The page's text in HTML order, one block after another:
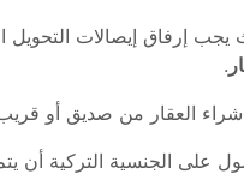
يجب إرفاق إيصالات
.
العقار من صديق أو قريب
على الجنسية التركية أن